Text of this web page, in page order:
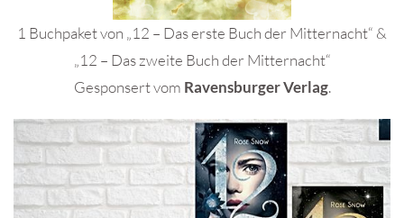
1 Buchpaket von „12 – Das erste Buch der Mitternacht“ &
„12 – Das zweite Buch der Mitternacht“
Gesponsert vom Ravensburger Verlag.